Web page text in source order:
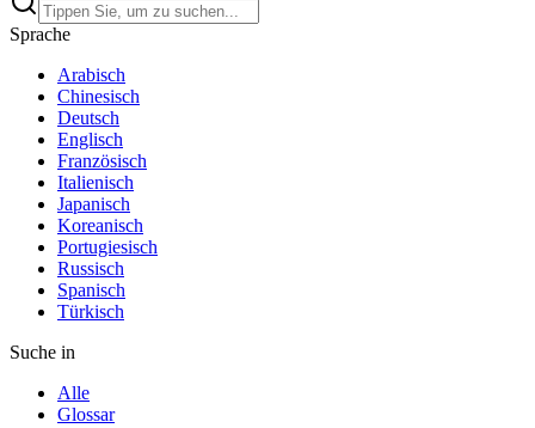
Sprache
Arabisch
Chinesisch
Deutsch
Englisch
Französisch
Italienisch
Japanisch
Koreanisch
Portugiesisch
Russisch
Spanisch
Türkisch
Suche in
Alle
Glossar